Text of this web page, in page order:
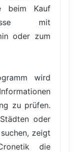
beim Kauf
mit
oder zum
wird
zu prüfen.
oder
zeigt
die